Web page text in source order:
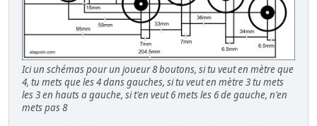
Ici un schémas pour un joueur 8 boutons, si tu veut en mètre que
4, tu mets que les 4 dans gauches, si tu veut en mètre 3 tu mets
les 3 en hauts a gauche, si t'en veut 6 mets les 6 de gauche, n'en
mets pas 8